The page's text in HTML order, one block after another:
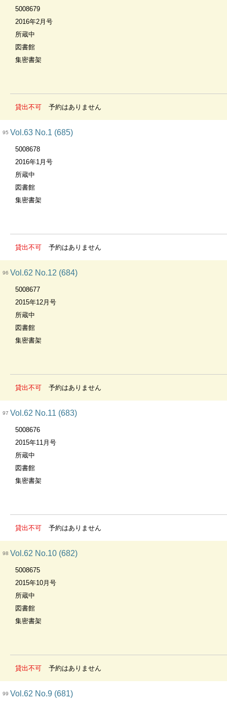
5008679
2016年2月号
所蔵中
図書館
集密書架
貸出不可 予約はありません
95 Vol.63 No.1 (685)
5008678
2016年1月号
所蔵中
図書館
集密書架
貸出不可 予約はありません
96 Vol.62 No.12 (684)
5008677
2015年12月号
所蔵中
図書館
集密書架
貸出不可 予約はありません
97 Vol.62 No.11 (683)
5008676
2015年11月号
所蔵中
図書館
集密書架
貸出不可 予約はありません
98 Vol.62 No.10 (682)
5008675
2015年10月号
所蔵中
図書館
集密書架
貸出不可 予約はありません
99 Vol.62 No.9 (681)